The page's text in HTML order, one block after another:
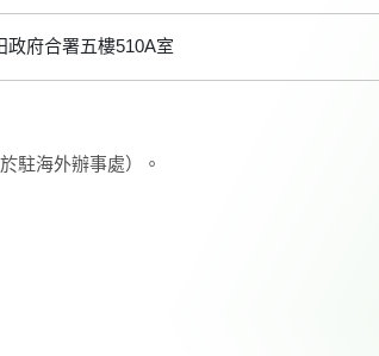
政府合署五樓510A室
駐海外辦事處）。